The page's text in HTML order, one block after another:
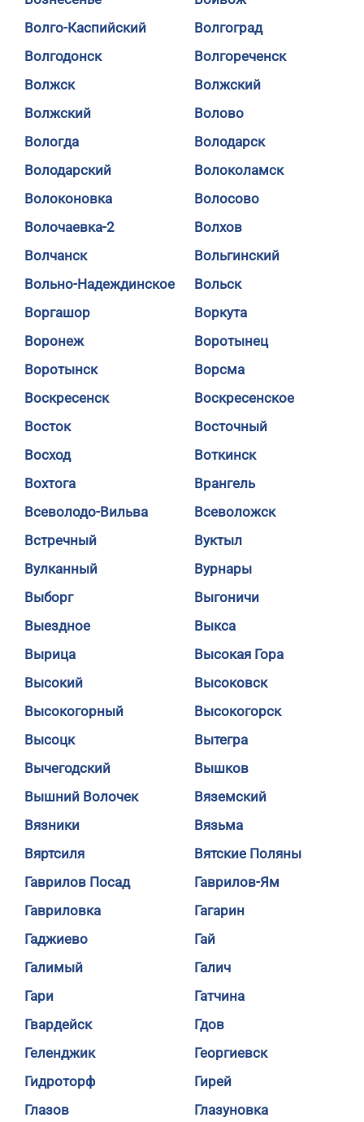
Волго-Каспийский
Волгоград
Волгодонск
Волгореченск
Волжск
Волжский
Волжский
Волово
Вологда
Володарск
Володарский
Волоколамск
Волоконовка
Волосово
Волочаевка-2
Волхов
Волчанск
Вольгинский
Вольно-Надеждинское
Вольск
Воргашор
Воркута
Воронеж
Воротынец
Воротынск
Ворсма
Воскресенск
Воскресенское
Восток
Восточный
Восход
Воткинск
Вохтога
Врангель
Всеволодо-Вильва
Всеволожск
Встречный
Вуктыл
Вулканный
Вурнары
Выборг
Выгоничи
Выездное
Выкса
Вырица
Высокая Гора
Высокий
Высоковск
Высокогорный
Высокогорск
Высоцк
Вытегра
Вычегодский
Вышков
Вышний Волочек
Вяземский
Вязники
Вязьма
Вяртсиля
Вятские Поляны
Гаврилов Посад
Гаврилов-Ям
Гавриловка
Гагарин
Гаджиево
Гай
Галимый
Галич
Гари
Гатчина
Гвардейск
Гдов
Геленджик
Георгиевск
Гидроторф
Гирей
Глазов
Глазуновка